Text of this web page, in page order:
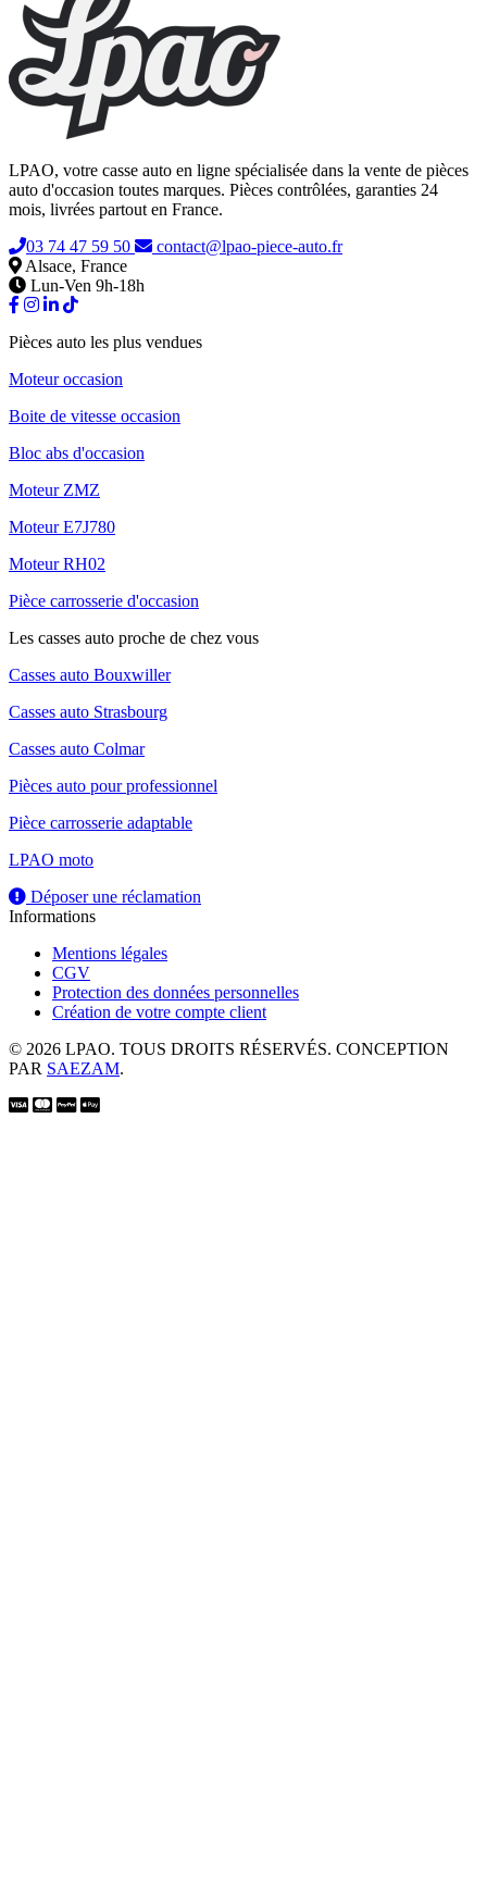
LPAO, votre casse auto en ligne spécialisée dans la vente de pièces
auto d'occasion toutes marques. Pièces contrôlées, garanties 24
mois, livrées partout en France.
03 74 47 59 50
contact@lpao-piece-auto.fr
Alsace, France
Lun-Ven 9h-18h
Pièces auto les plus vendues
Moteur occasion
Boite de vitesse occasion
Bloc abs d'occasion
Moteur ZMZ
Moteur E7J780
Moteur RH02
Pièce carrosserie d'occasion
Les casses auto proche de chez vous
Casses auto Bouxwiller
Casses auto Strasbourg
Casses auto Colmar
Pièces auto pour professionnel
Pièce carrosserie adaptable
LPAO moto
Déposer une réclamation
Informations
Mentions légales
CGV
Protection des données personnelles
Création de votre compte client
© 2026 LPAO. TOUS DROITS RÉSERVÉS. CONCEPTION
PAR SAEZAM.